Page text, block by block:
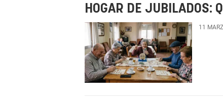
HOGAR DE JUBILADOS:
11